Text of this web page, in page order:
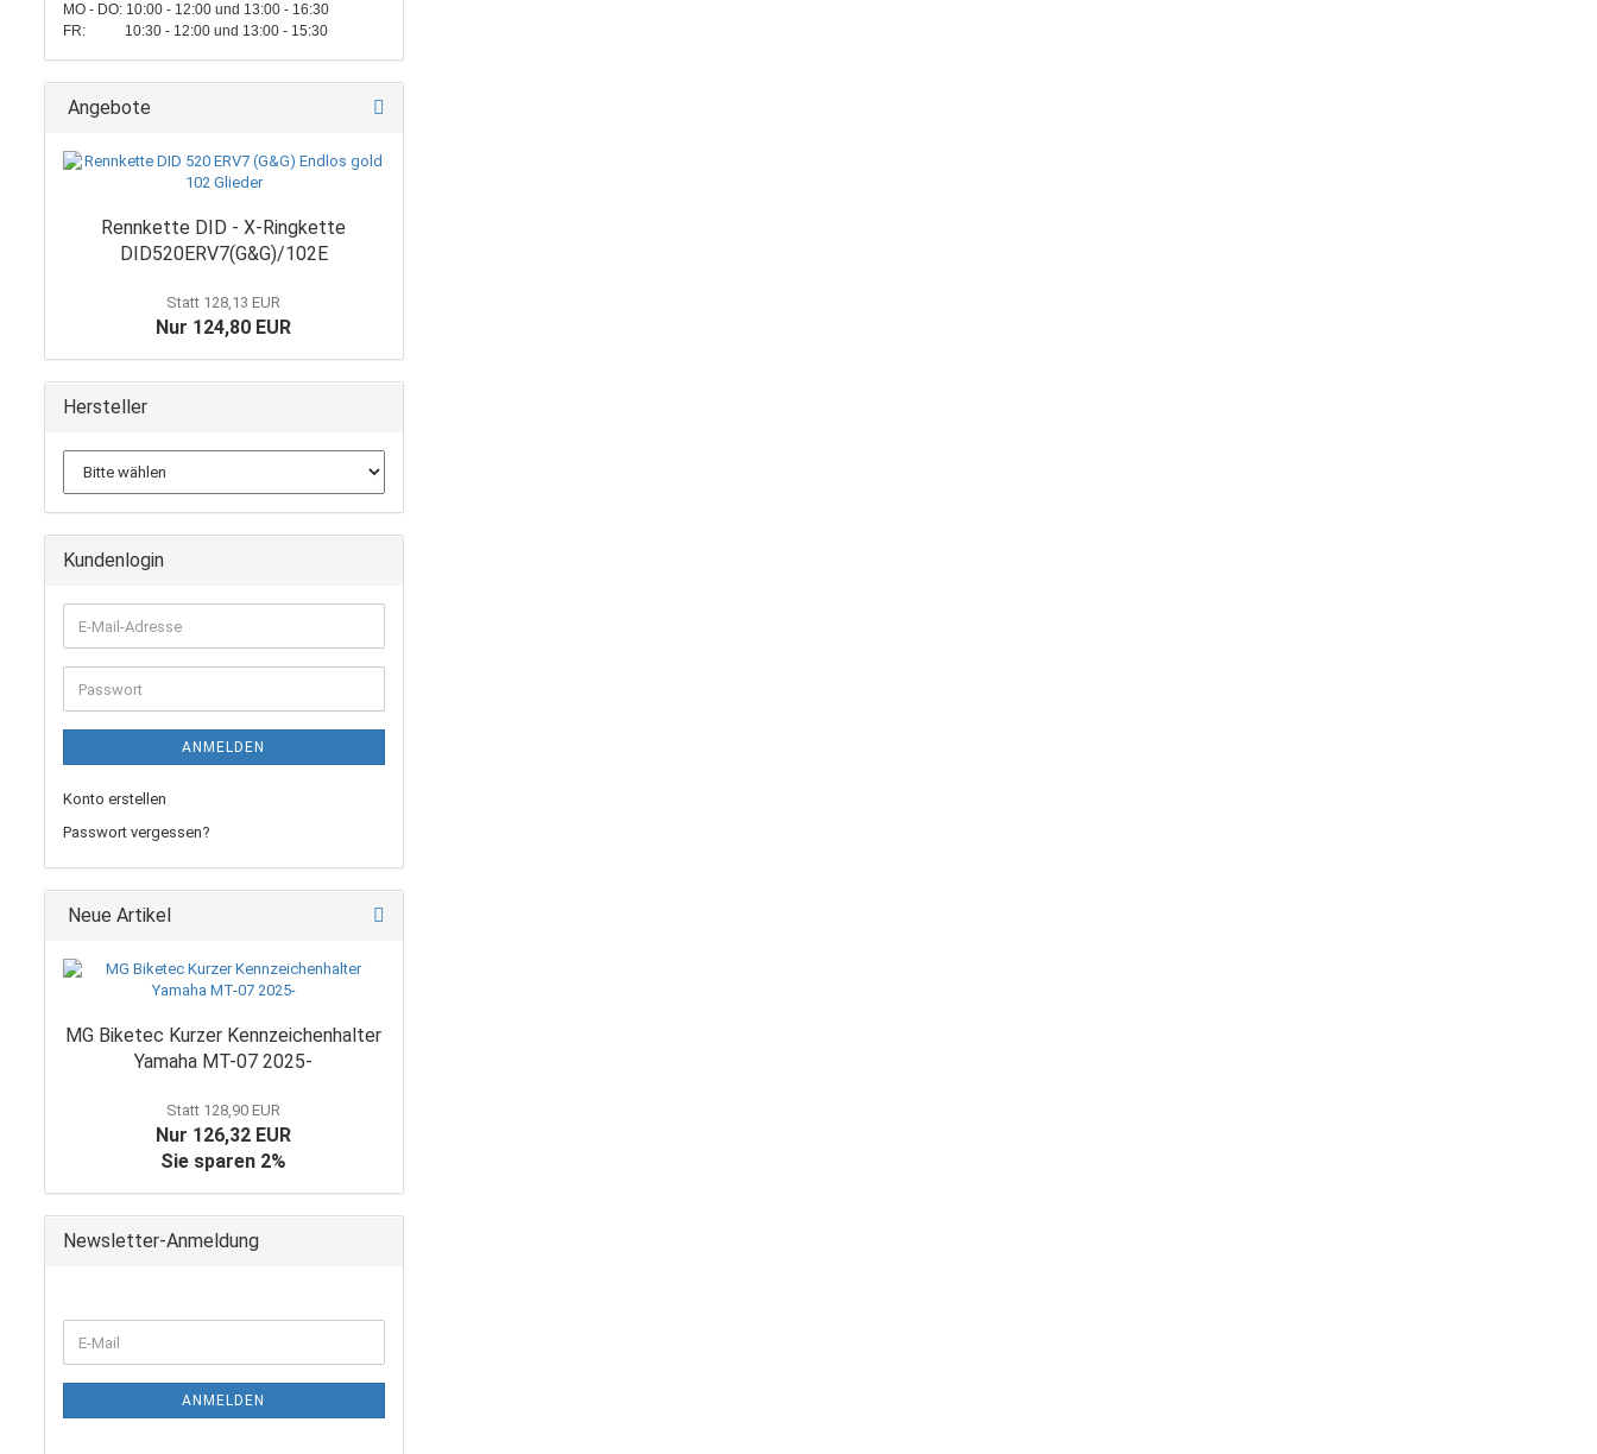
MO - DO: 10:00 - 12:00 und 13:00 - 16:30
FR: 10:30 - 12:00 und 13:00 - 15:30
Angebote
Rennkette DID - X-Ringkette
DID520ERV7(G&G)/102E
Statt 128,13 EUR
Nur 124,80 EUR
Hersteller
Kundenlogin
E-
Mail-
Adresse
Passwort
ANMELDEN
Konto erstellen
Passwort vergessen?
Neue Artikel
MG Biketec Kurzer Kennzeichenhalter
Yamaha MT-07 2025-
Statt 128,90 EUR
Nur 126,32 EUR
Sie sparen 2%
Newsletter-Anmeldung
ZUR
E-
Mail
ANMELDEN